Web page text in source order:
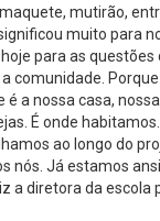
mutirão,
muito para
para as questões
comunidade.
a nossa casa,
É onde
ao longo do
nós. Já estamos
a diretora da escola